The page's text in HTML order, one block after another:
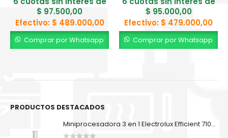
$ 97.500,00
Efectivo: $ 489.000,00
Comprar por Whatsapp
$ 95.000,00
Efectivo: $ 479.000,00
Comprar por Whatsapp
PRODUCTOS DESTACADOS
Miniprocesadora 3 en 1 Electrolux Efficient 710ml EFP500